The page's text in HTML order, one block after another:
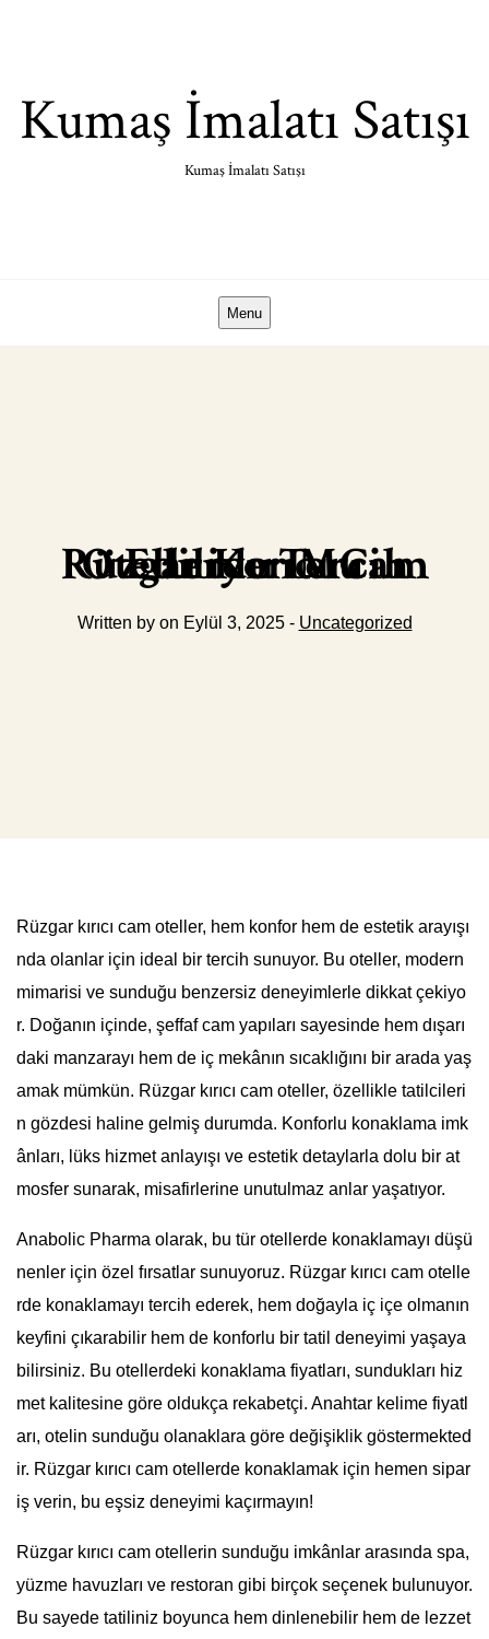
Kumaş İmalatı Satışı
Kumaş İmalatı Satışı
Menu
Rüzgar Kırıcı Cam Otellerde Tercih Ediliyor Mu
Written by on Eylül 3, 2025 - Uncategorized
Rüzgar kırıcı cam oteller, hem konfor hem de estetik arayışı
nda olanlar için ideal bir tercih sunuyor. Bu oteller, modern
mimarisi ve sunduğu benzersiz deneyimlerle dikkat çekiyo
r. Doğanın içinde, şeffaf cam yapıları sayesinde hem dışarı
daki manzarayı hem de iç mekânın sıcaklığını bir arada yaş
amak mümkün. Rüzgar kırıcı cam oteller, özellikle tatilcileri
n gözdesi haline gelmiş durumda. Konforlu konaklama imk
ânları, lüks hizmet anlayışı ve estetik detaylarla dolu bir at
mosfer sunarak, misafirlerine unutulmaz anlar yaşatıyor.
Anabolic Pharma olarak, bu tür otellerde konaklamayı düşü
nenler için özel fırsatlar sunuyoruz. Rüzgar kırıcı cam otelle
rde konaklamayı tercih ederek, hem doğayla iç içe olmanın
keyfini çıkarabilir hem de konforlu bir tatil deneyimi yaşaya
bilirsiniz. Bu otellerdeki konaklama fiyatları, sundukları hiz
met kalitesine göre oldukça rekabetçi. Anahtar kelime fiyatl
arı, otelin sunduğu olanaklara göre değişiklik göstermekted
ir. Rüzgar kırıcı cam otellerde konaklamak için hemen sipar
iş verin, bu eşsiz deneyimi kaçırmayın!
Rüzgar kırıcı cam otellerin sunduğu imkânlar arasında spa,
yüzme havuzları ve restoran gibi birçok seçenek bulunuyor.
Bu sayede tatiliniz boyunca hem dinlenebilir hem de lezzet